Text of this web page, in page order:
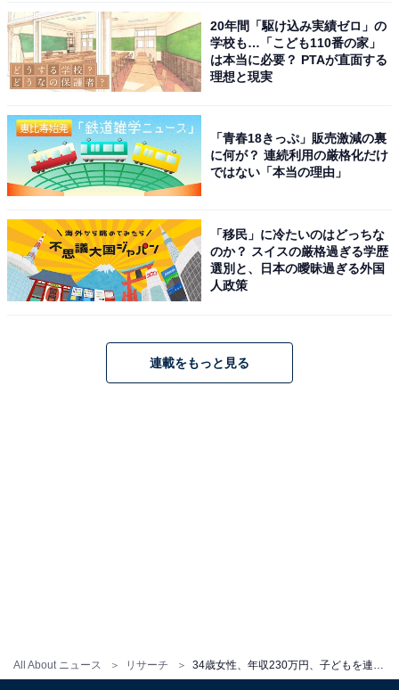
All About ニュース リサーチ
ていくか悩んでいます」と打ち明けました。
また、「知り合いや友人を家に呼んで、遊ぶことができ
ず、いつも遊びに行っているだけのところは気になって
います」とも回答。親との共同生活での気遣いで、多少
のストレスは感じているようです。
また、実家暮らしでの金銭的な不安については、「これ
にどのくらいお金がかかるかわからないことです。貯金
しようと思います」と話し、今後の展望を打ち明けまし
た。
現在の実家暮らしにはおおむね満足している様子の回答
者。多少の不満や将来的な不安はあるものの、それに備
46歳無職男性、無収入、父と実家暮らし。「将
20年間「駆け込み実績ゼロ」の
学校も…「こども110番の家」
は本当に必要？ PTAが直面する
理想と現実
「青春18きっぷ」販売激減の裏
に何が？ 連続利用の厳格化だけ
ではない「本当の理由」
「移民」に冷たいのはどっちな
のか？ スイスの厳格過ぎる学歴
選別と、日本の曖昧過ぎる外国
人政策
連載をもっと見る